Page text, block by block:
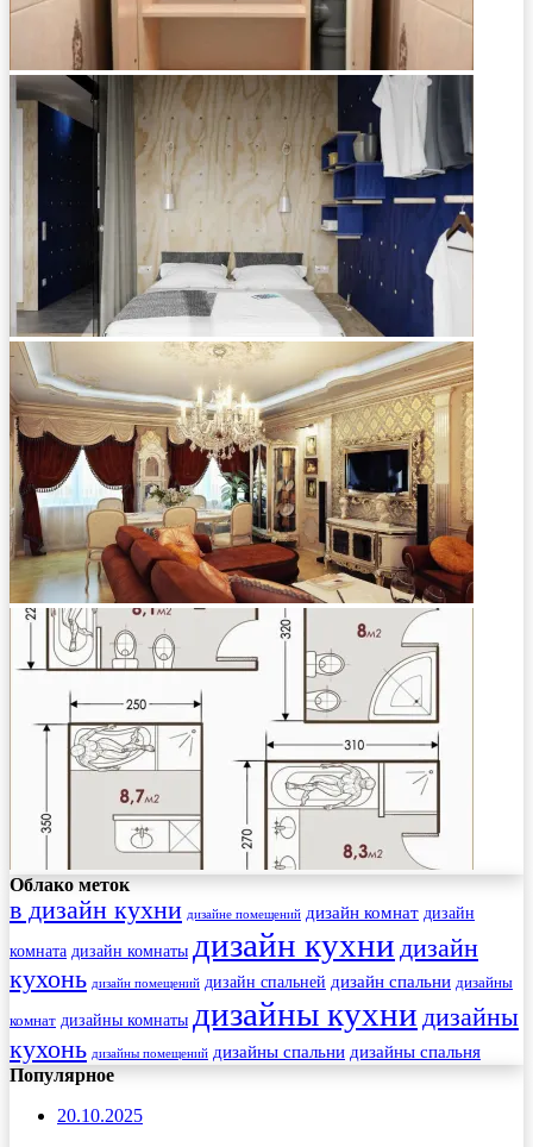
Облако меток
в дизайн кухни дизайне помещений дизайн комнат дизайн
комната дизайн комнаты дизайн кухни дизайн
кухонь дизайн помещений дизайн спальней дизайн спальни дизайны
комнат дизайны комнаты дизайны кухни дизайны
кухонь дизайны помещений дизайны спальни дизайны спальня
Популярное
20.10.2025